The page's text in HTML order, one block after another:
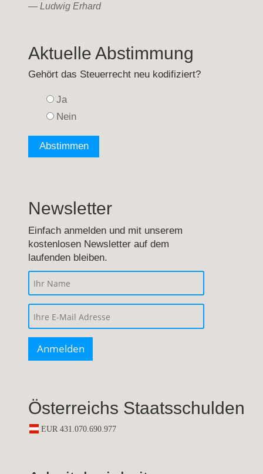
— Ludwig Erhard
Aktuelle Abstimmung
Gehört das Steuerrecht neu kodifiziert?
Ja
Nein
Newsletter
Einfach anmelden und mit unserem
kostenlosen Newsletter auf dem
laufenden bleiben.
Österreichs Staatsschulden